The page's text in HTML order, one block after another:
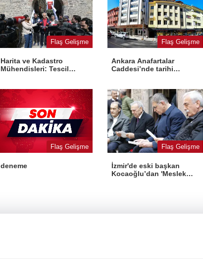
Flaş Gelişme
Harita ve Kadastro
Mühendisleri: Tescil
Flaş Gelişme
Ankara Anafartalar
Caddesi’nde tarihi
Flaş Gelişme
deneme
Flaş Gelişme
İzmir'de eski başkan
Kocaoğlu’dan 'Meslek